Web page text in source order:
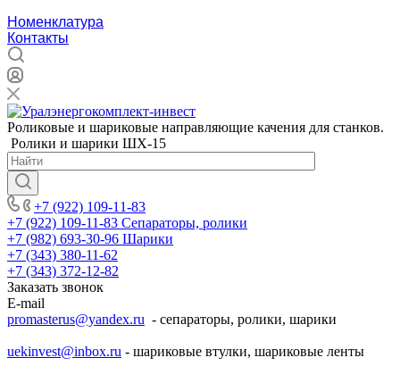
Номенклатура
Контакты
Роликовые и шариковые направляющие качения для станков.
Ролики и шарики ШХ-15
+7 (922) 109-11-83
+7 (922) 109-11-83 Сепараторы, ролики
+7 (982) 693-30-96 Шарики
+7 (343) 380-11-62
+7 (343) 372-12-82
Заказать звонок
E-mail
promasterus@yandex.ru - сепараторы, ролики, шарики
uekinvest@inbox.ru - шариковые втулки, шариковые ленты